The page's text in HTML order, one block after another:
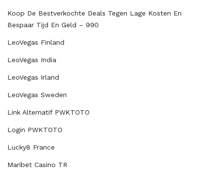
Koop De Bestverkochte Deals Tegen Lage Kosten En
Bespaar Tijd En Geld – 990
LeoVegas Finland
LeoVegas India
LeoVegas Irland
LeoVegas Sweden
Link Alternatif PWKTOTO
Login PWKTOTO
Lucky8 France
Maribet Casino TR